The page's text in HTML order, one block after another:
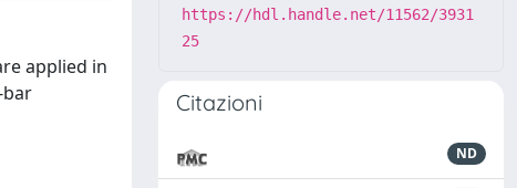
applied in
bar
https://hdl.handle.net/11562/3931
25
Citazioni
ND